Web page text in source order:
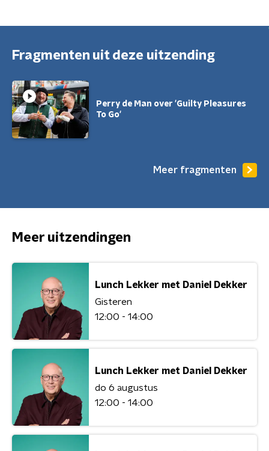
Fragmenten uit deze uitzending
Perry de Man over 'Guilty Pleasures
To Go'
Meer fragmenten
Meer uitzendingen
Lunch Lekker met Daniel Dekker
Gisteren
12:00 - 14:00
Lunch Lekker met Daniel Dekker
do 6 augustus
12:00 - 14:00